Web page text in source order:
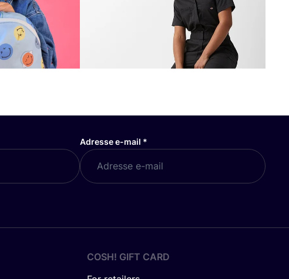
Adresse e-mail *
COSH! GIFT CARD